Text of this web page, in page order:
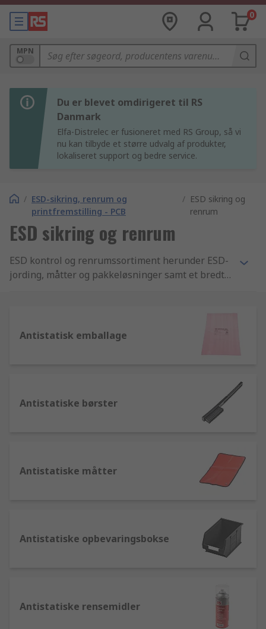
0
MPN
Du er blevet omdirigeret til RS
Danmark
Elfa-Distrelec er fusioneret med RS Group, så vi
nu kan tilbyde et større udvalg af produkter,
lokaliseret support og bedre service.
/ ESD-sikring, renrum og
printfremstilling - PCB
/ ESD sikring og
renrum
ESD sikring og renrum
ESD kontrol og renrumssortiment herunder ESD-
jording, måtter og pakkeløsninger samt et bredt
testprodukter fra markedsførende mærker som
Antistatisk emballage
Antistatiske børster
Antistatiske måtter
Antistatiske opbevaringsbokse
Antistatiske rensemidler